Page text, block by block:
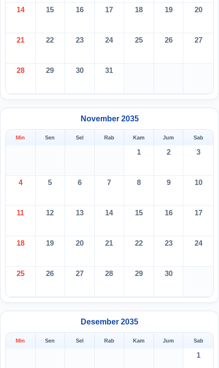
14 15 16 17 18 19 20
21 22 23 24 25 26 27
28 29 30 31
November 2035
Min Sen Sel Rab Kam Jum Sab
1 2 3
4 5 6 7 8 9 10
11 12 13 14 15 16 17
18 19 20 21 22 23 24
25 26 27 28 29 30
Desember 2035
Min Sen Sel Rab Kam Jum Sab
1